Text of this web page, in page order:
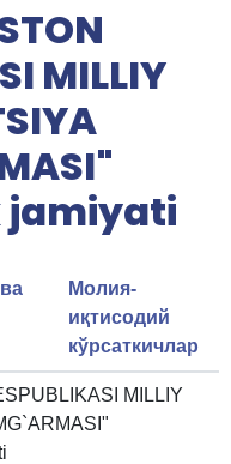
MILLIY
Молия-
иқтисодий
кўрсаткичлар
MILLIY